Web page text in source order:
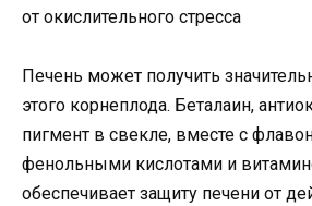
от окислительного стресса
Печень может получить
этого корнеплода. Беталаин,
пигмент в свекле, вместе с
фенольными кислотами и
обеспечивает защиту печени от